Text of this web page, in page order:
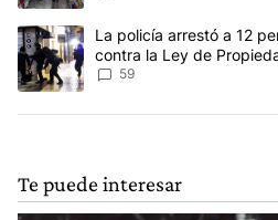
Un artículo de tendencia con el
La policía arrestó a 12
contra la Ley de
menos, 3 agentes heridos
59